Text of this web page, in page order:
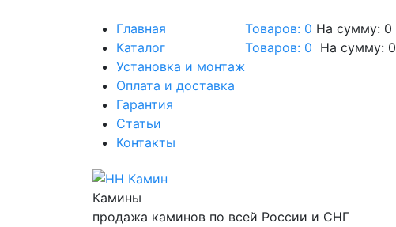
Главная
Каталог
Установка и монтаж
Оплата и доставка
Гарантия
Статьи
Контакты
Товаров: 0 На сумму: 0
Товаров: 0 На сумму: 0
Камины
продажа каминов по всей России и СНГ